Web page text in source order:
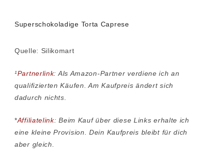
Superschokoladige Torta Caprese
Quelle: Silikomart
¹Partnerlink: Als Amazon-Partner verdiene ich an
qualifizierten Käufen. Am Kaufpreis ändert sich
dadurch nichts.
*Affiliatelink: Beim Kauf über diese Links erhalte ich
eine kleine Provision. Dein Kaufpreis bleibt für dich
aber gleich.